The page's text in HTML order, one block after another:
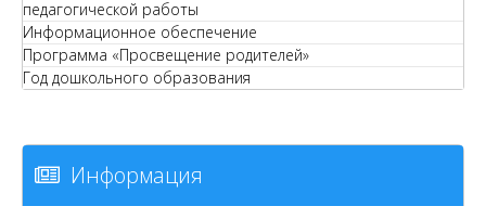
педагогической работы
Информационное обеспечение
Программа «Просвещение родителей»
Год дошкольного образования
Информация